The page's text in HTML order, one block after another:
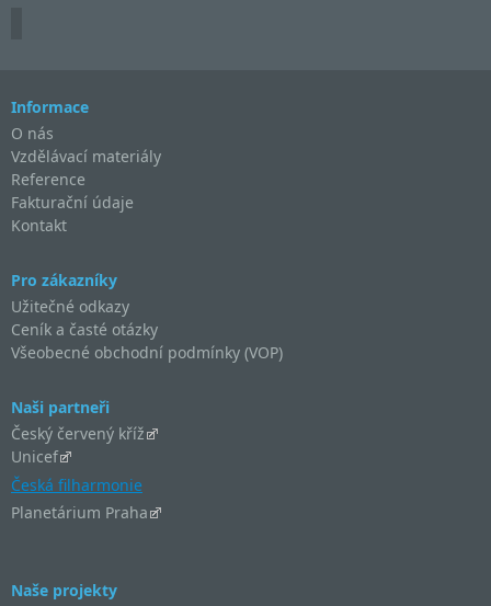
Informace
O nás
Vzdělávací materiály
Reference
Fakturační údaje
Kontakt
Pro zákazníky
Užitečné odkazy
Ceník a časté otázky
Všeobecné obchodní podmínky (VOP)
Naši partneři
Český červený kříž
Unicef
Česká filharmonie
Planetárium Praha
Naše projekty